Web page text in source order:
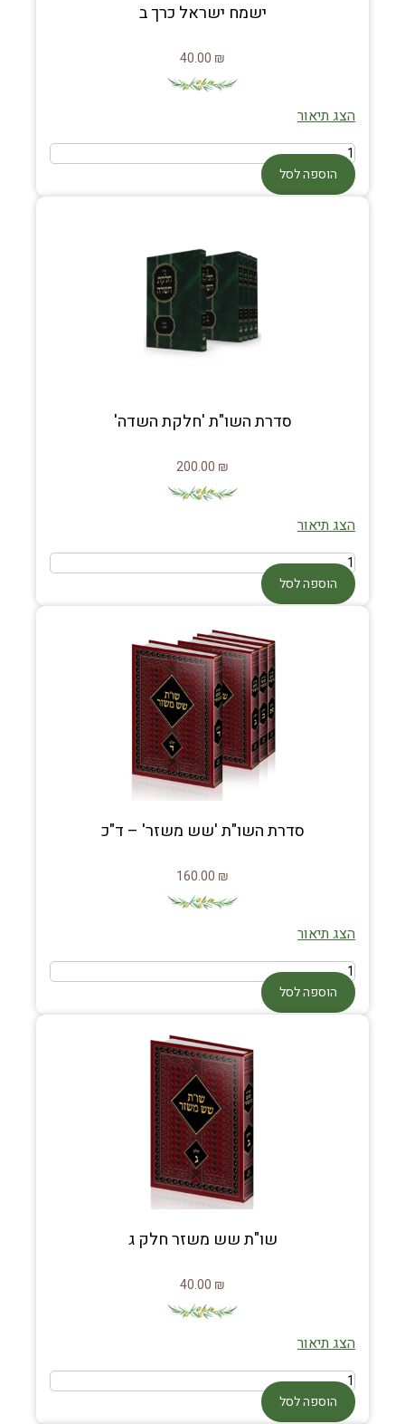
ישמח ישראל כרך ב
₪
הצג תיאור
הוספה לסל
סדרת השו"ת 'חלקת השדה'
₪
הצג תיאור
הוספה לסל
סדרת השו"ת 'שש משזר' – ד"כ
₪
הצג תיאור
הוספה לסל
שו"ת שש משזר חלק ג
₪
הצג תיאור
הוספה לסל